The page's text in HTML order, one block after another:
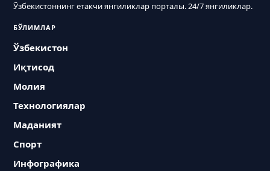
Ўзбекистоннинг етакчи янгиликлар порталы. 24/7 янгиликлар.
БЎЛИМЛАР
Ўзбекистон
Иқтисод
Молия
Технологиялар
Маданият
Спорт
Инфографика